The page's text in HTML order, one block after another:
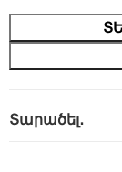
Տարածել․